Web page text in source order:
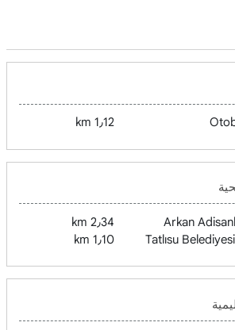
1٫12 km
Arkan
2٫34 km
Tatlısu
1٫10 km